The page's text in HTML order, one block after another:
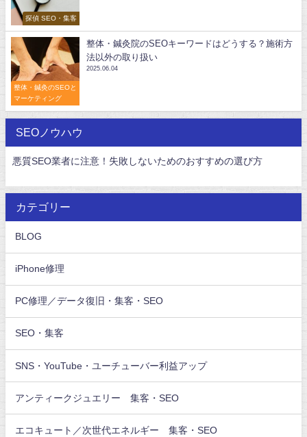
探偵 SEO・集客
整体・鍼灸のSEOと
マーケティング
整体・鍼灸院のSEOキーワードはどうする？施術方
法以外の取り扱い
2025.06.04
SEOノウハウ
悪質SEO業者に注意！失敗しないためのおすすめの選び方
カテゴリー
BLOG
iPhone修理
PC修理／データ復旧・集客・SEO
SEO・集客
SNS・YouTube・ユーチューバー利益アップ
アンティークジュエリー 集客・SEO
エコキュート／次世代エネルギー 集客・SEO